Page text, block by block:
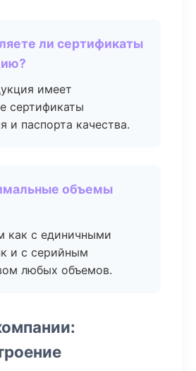
ли сертификаты
имеет
сертификаты
и паспорта качества.
объемы
как с единичными
и с серийным
любых объемов.